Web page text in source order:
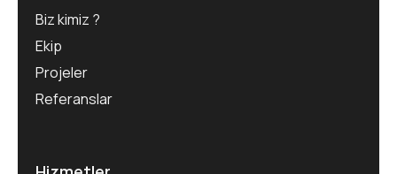
Biz kimiz ?
Ekip
Projeler
Referanslar